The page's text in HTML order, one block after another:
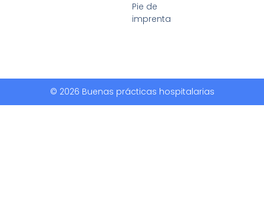
Pie de
imprenta
© 2026 Buenas prácticas hospitalarias